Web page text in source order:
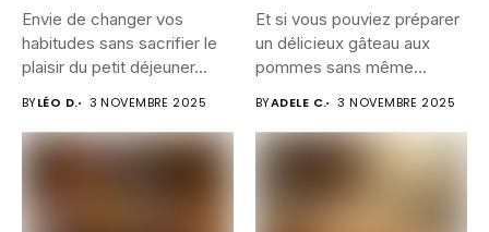
Envie de changer vos
habitudes sans sacrifier le
plaisir du petit déjeuner...
BYLÉO D. 3 NOVEMBRE 2025
Et si vous pouviez préparer
un délicieux gâteau aux
pommes sans même...
BYADELE C. 3 NOVEMBRE 2025